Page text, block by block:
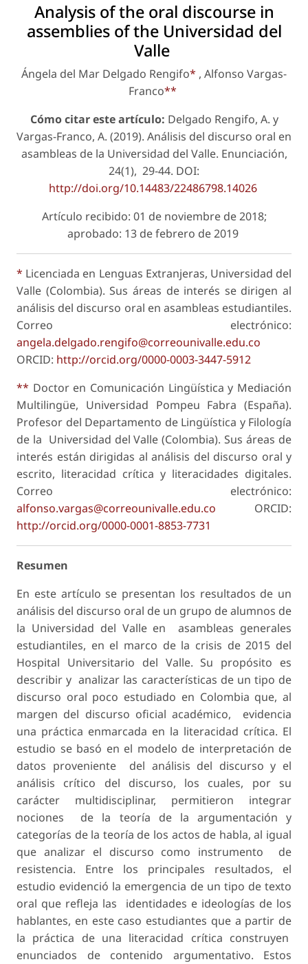
Analysis of the oral discourse in
assemblies of the Universidad del
Valle
Ángela del Mar Delgado Rengifo* , Alfonso Vargas-
Franco**
Cómo citar este artículo: Delgado Rengifo, A. y
Vargas-Franco, A. (2019). Análisis del discurso oral en
asambleas de la Universidad del Valle. Enunciación,
24(1), 29-44. DOI:
http://doi.org/10.14483/22486798.14026
Artículo recibido: 01 de noviembre de 2018;
aprobado: 13 de febrero de 2019
* Licenciada en Lenguas Extranjeras, Universidad del
Valle (Colombia). Sus áreas de interés se dirigen al
análisis del discurso oral en asambleas estudiantiles.
Correo electrónico:
angela.delgado.rengifo@correounivalle.edu.co
ORCID: http://orcid.org/0000-0003-3447-5912
** Doctor en Comunicación Lingüística y Mediación
Multilingüe, Universidad Pompeu Fabra (España).
Profesor del Departamento de Lingüística y Filología
de la Universidad del Valle (Colombia). Sus áreas de
interés están dirigidas al análisis del discurso oral y
escrito, literacidad crítica y literacidades digitales.
Correo electrónico:
alfonso.vargas@correounivalle.edu.co ORCID:
http://orcid.org/0000-0001-8853-7731
Resumen
En este artículo se presentan los resultados de un
análisis del discurso oral de un grupo de alumnos de
la Universidad del Valle en asambleas generales
estudiantiles, en el marco de la crisis de 2015 del
Hospital Universitario del Valle. Su propósito es
describir y analizar las características de un tipo de
discurso oral poco estudiado en Colombia que, al
margen del discurso oficial académico, evidencia
una práctica enmarcada en la literacidad crítica. El
estudio se basó en el modelo de interpretación de
datos proveniente del análisis del discurso y el
análisis crítico del discurso, los cuales, por su
carácter multidisciplinar, permitieron integrar
nociones de la teoría de la argumentación y
categorías de la teoría de los actos de habla, al igual
que analizar el discurso como instrumento de
resistencia. Entre los principales resultados, el
estudio evidenció la emergencia de un tipo de texto
oral que refleja las identidades e ideologías de los
hablantes, en este caso estudiantes que a partir de
la práctica de una literacidad crítica construyen
enunciados de contenido argumentativo. Estos